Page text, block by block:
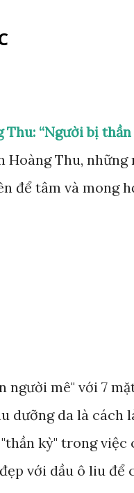
Thu: “Người bị
Hoàng Thu,
để tâm và mong
người mê" với 7
dưỡng da là cách
kỳ" trong việc
với dầu ô liu để